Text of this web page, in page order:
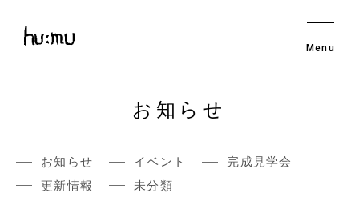
Menu
お知らせ
お知らせ イベント
完成見学会
更新情報
未分類